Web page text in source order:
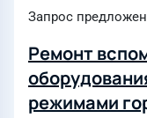
Запрос
Ремонт
режимами